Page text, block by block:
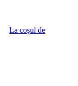
La coşul de